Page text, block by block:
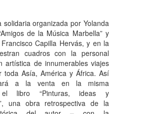
solidaria organizada por Yolanda
de la Música Marbella” y
Capilla Hervás, y en la
cuadros con la personal
artística de innumerables viajes
toda Asía, América y África. Así
a la venta en la misma
el libro “Pinturas, ideas y
una obra retrospectiva de la